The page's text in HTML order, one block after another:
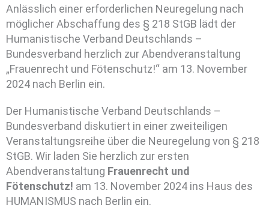
Anlässlich einer erforderlichen Neuregelung nach
möglicher Abschaffung des § 218 StGB lädt der
Humanistische Verband Deutschlands –
Bundesverband herzlich zur Abendveranstaltung
„Frauenrecht und Fötenschutz!“ am 13. November
2024 nach Berlin ein.
Der Humanistische Verband Deutschlands –
Bundesverband diskutiert in einer zweiteiligen
Veranstaltungsreihe über die Neuregelung von § 218
StGB. Wir laden Sie herzlich zur ersten
Abendveranstaltung Frauenrecht und
Fötenschutz! am 13. November 2024 ins Haus des
HUMANISMUS nach Berlin ein.